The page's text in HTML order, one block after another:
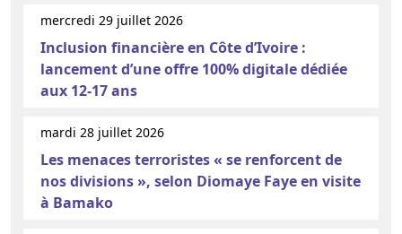
mercredi 29 juillet 2026
Inclusion financière en Côte d’Ivoire :
lancement d’une offre 100% digitale dédiée
aux 12-17 ans
mardi 28 juillet 2026
Les menaces terroristes « se renforcent de
nos divisions », selon Diomaye Faye en visite
à Bamako